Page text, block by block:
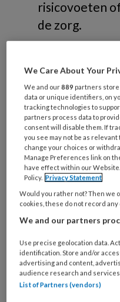
risicovoeten
de zorg.
Risicovoeten
Diabetische
Reumatische
Oncologische
Spastische
Oudere voet
Nagelreparatie
Nagelregulatie
We Care About Your
We and our889 partners store
data or unique identifiers, on
tracking technologies to
partners process data to
consent will disable them. If
you see may not be as
change your choices or
Manage Preferences link on
have effect within our
Policy. Privacy Statement
Would you rather not? Then we
cookies, these do not record any
We and our partners
Use precise geolocation data.
identification. Store and/or
advertising and content,
audience research and
List of Partners (vendors)